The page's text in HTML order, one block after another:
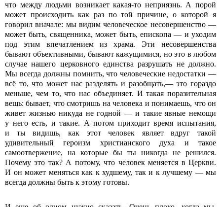
что между людьми возникает какая-то неприязнь. А порой
может происходить как раз по той причине, о которой я
говорил вначале: мы видим человеческое несовершенство —
может быть, священника, может быть, епископа — и уходим
под этим впечатлением из храма. Эти несовершенства
бывают объективными, бывают кажущимися, но это в любом
случае нашего церковного единства разрушать не должно.
Мы всегда должны помнить, что человеческие недостатки —
всё то, что может нас разделять и разобщать,— это гораздо
меньше, чем то, что нас объединяет. И такая поразительная
вещь: бывает, что смотришь на человека и понимаешь, что он
живет жизнью никуда не годной — и такие явные немощи
у него есть, и такие. А потом приходит время испытания,
и ты видишь, как этот человек являет вдруг такой
удивительный героизм христианского духа и такое
самоотвержение, на которые бы ты никогда не решился.
Почему это так? А потому, что человек меняется в Церкви.
И он может меняться как к худшему, так и к лучшему — мы
всегда должны быть к этому готовы.